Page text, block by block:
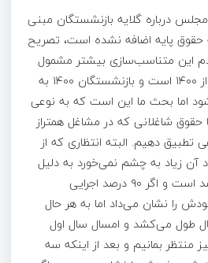
درباره گلایه بازنشستگان مبنی
حقوق پایه اضافه نشده است، تصریح
این متناسب‌سازی بیشتر مشمول
بازنشستگان سنوات قبل از ۱۴۰۰ است و بازنشستگان ۱۴۰۰ به
اما بحث ما این است که به نوعی
شاغلانی که در مشاغل همتراز
تطبیق دهیم. البته انتظاری که از
زیاد به چشم نمی‌خورد به دلیل
این است که فعلا ۴۰ درصد است و اگر ۹۰ درصد اجرایی
را نشان می‌داد اما به هر حال
سال طول می‌کشد و امسال سال اول
منتظر بمانیم و بعد از اینکه سه